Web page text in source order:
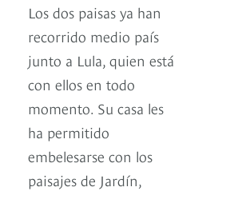
Los dos paisas ya han
recorrido medio país
junto a Lula, quien está
con ellos en todo
momento. Su casa les
ha permitido
embelesarse con los
paisajes de Jardín,